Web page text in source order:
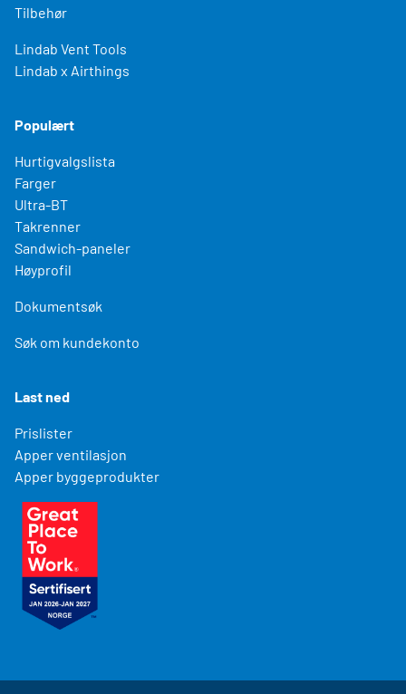
Tilbehør
Lindab Vent Tools
Lindab x Airthings
Populært
Hurtigvalgslista
Farger
Ultra-BT
Takrenner
Sandwich-paneler
Høyprofil
Dokumentsøk
Søk om kundekonto
Last ned
Prislister
Apper ventilasjon
Apper byggeprodukter